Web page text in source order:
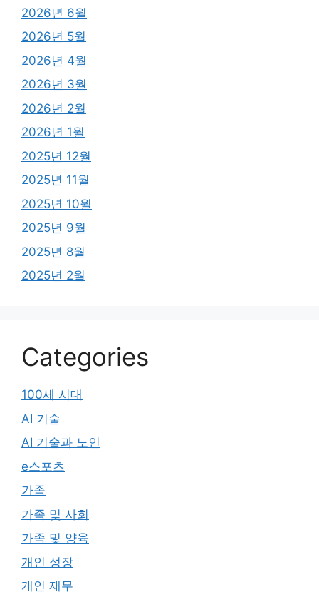
2026년 6월
2026년 5월
2026년 4월
2026년 3월
2026년 2월
2026년 1월
2025년 12월
2025년 11월
2025년 10월
2025년 9월
2025년 8월
2025년 2월
Categories
100세 시대
AI 기술
AI 기술과 노인
e스포츠
가족
가족 및 사회
가족 및 양육
개인 성장
개인 재무